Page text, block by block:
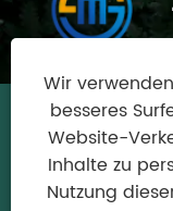
Copyright ©
Household
vorbehalten.
Wir
besseres
Website-
Inhalte zu
Nutzung